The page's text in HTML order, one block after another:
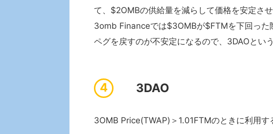
て、$2OMBの供給量を減らして価格を安定さ
3omb Financeでは$3OMBが$FTMを下回った
ペグを戻すのが不安定になるので、3DAOとい
3DAO
3OMB Price(TWAP)＞1.01FTMのときに利用す